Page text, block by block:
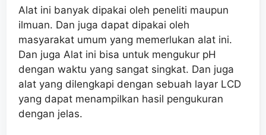
Alat ini banyak dipakai oleh peneliti maupun
ilmuan. Dan juga dapat dipakai oleh
masyarakat umum yang memerlukan alat ini.
Dan juga Alat ini bisa untuk mengukur pH
dengan waktu yang sangat singkat. Dan juga
alat yang dilengkapi dengan sebuah layar LCD
yang dapat menampilkan hasil pengukuran
dengan jelas.